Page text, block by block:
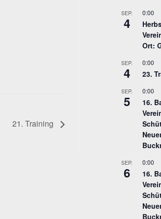
21. Training
SEP.
4
0:00
Ort:
SEP.
4
0:00
23.
SEP.
5
0:00
16.
SEP.
6
0:00
16.